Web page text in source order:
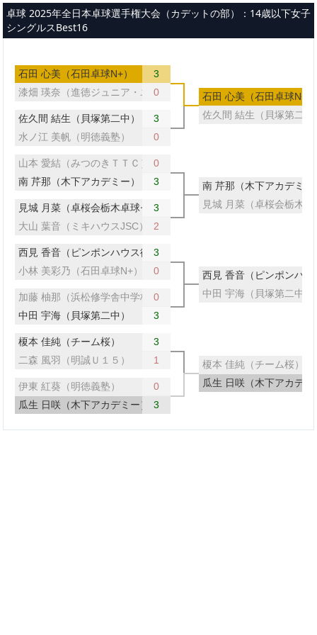
メインコンテンツへスキップ
卓球 2025年全日本卓球選手権大会（カデットの部）：14歳以下女子
シングルスBest16
石田 心美（石田卓球N+）
3
漆畑 瑛奈（進徳ジュニア・ユース）
0
佐久間 結生（貝塚第二中）
3
水ノ江 美帆（明徳義塾）
0
山本 愛結（みつのきＴＴＣ）
0
南 芹那（木下アカデミー）
3
見城 月菜（卓桜会栃木卓球センター）
3
大山 葉音（ミキハウスJSC）
2
西見 香音（ピンポンハウス徳山）
3
小林 美彩乃（石田卓球N+）
0
加藤 柚那（浜松修学舎中学校）
0
中田 宇海（貝塚第二中）
3
榎本 佳純（チーム桜）
3
二森 風羽（明誠Ｕ１５）
1
伊東 紅葵（明徳義塾）
0
瓜生 日咲（木下アカデミー）
3
石田 心美（石田卓球N+）
佐久間 結生（貝塚第二中
南 芹那（木下アカデミー
見城 月菜（卓桜会栃木
西見 香音（ピンポンハウ
中田 宇海（貝塚第二中）
榎本 佳純（チーム桜）
瓜生 日咲（木下アカデミ